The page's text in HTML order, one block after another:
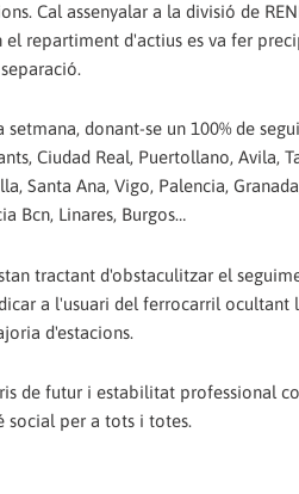
Cal assenyalar a la divisió de
repartiment d'actius es va fer
donant-se un 100% de
Ciudad Real, Puertollano, Avila,
Santa Ana, Vigo, Palencia,
Bcn, Linares, Burgos…
tractant d'obstaculitzar el
a l'usuari del ferrocarril
d'estacions.
de futur i estabilitat professional
social per a tots i totes.